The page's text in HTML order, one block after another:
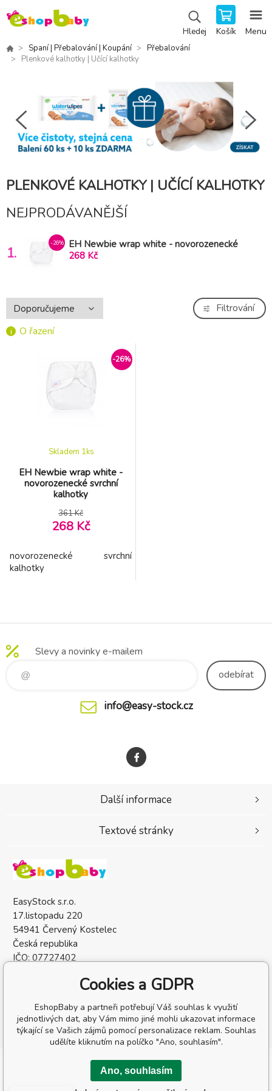
Hledej Košík Menu
Spaní | Přebalování | Koupání
Přebalování
Plenkové kalhotky | Učící kalhotky
PLENKOVÉ KALHOTKY | UČÍCÍ KALHOTKY
NEJPRODÁVANĚJŠÍ
1.
-26%
EH Newbie wrap white - novorozenecké
svrchní kalhotky
268 Kč
O řazení
Filtrování
-26%
EH Newbie wrap white -
novorozenecké svrchní
kalhotky
Skladem 1ks
361 Kč
268 Kč
novorozenecké svrchní
kalhotky
Slevy a novinky e-mailem
odebírat
info@easy-stock.cz
EasyStock s.r.o.
17.listopadu 220
54941 Červený Kostelec
Česká republika
IČO: 07727402
Další informace
Textové stránky
Copyright © 2026 EasyStock s.r.o.
Všechna práva vyhrazena.
Cookies a GDPR
EshopBaby a partneři potřebují Váš souhlas k využití
jednotlivých dat, aby Vám mimo jiné mohli ukazovat informace
týkající se Vašich zájmů pomocí personalizace reklam. Souhlas
udělíte kliknutím na políčko "Ano, souhlasím".
Ano, souhlasím